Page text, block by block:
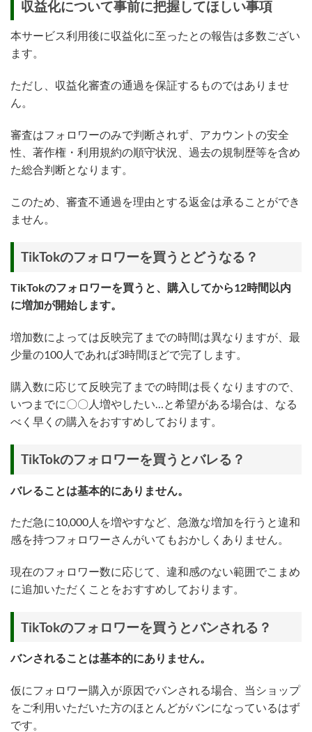
収益化について事前に把握してほしい事項
本サービス利用後に収益化に至ったとの報告は多数ござい
ます。
ただし、収益化審査の通過を保証するものではありませ
ん。
審査はフォロワーのみで判断されず、アカウントの安全
性、著作権・利用規約の順守状況、過去の規制歴等を含め
た総合判断となります。
このため、審査不通過を理由とする返金は承ることができ
ません。
TikTokのフォロワーを買うとどうなる？
TikTokのフォロワーを買うと、購入してから12時間以内
に増加が開始します。
増加数によっては反映完了までの時間は異なりますが、最
少量の100人であれば3時間ほどで完了します。
購入数に応じて反映完了までの時間は長くなりますので、
いつまでに〇〇人増やしたい…と希望がある場合は、なる
べく早くの購入をおすすめしております。
TikTokのフォロワーを買うとバレる？
バレることは基本的にありません。
ただ急に10,000人を増やすなど、急激な増加を行うと違和
感を持つフォロワーさんがいてもおかしくありません。
現在のフォロワー数に応じて、違和感のない範囲でこまめ
に追加いただくことをおすすめしております。
TikTokのフォロワーを買うとバンされる？
バンされることは基本的にありません。
仮にフォロワー購入が原因でバンされる場合、当ショップ
をご利用いただいた方のほとんどがバンになっているはず
です。